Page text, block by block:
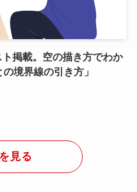
掲載。空の描き方でわか
境界線の引き方」
見る